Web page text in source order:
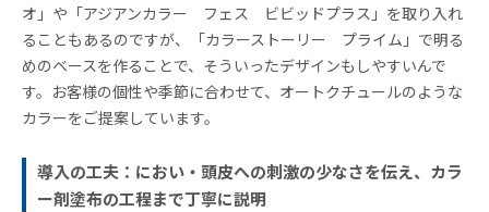
オ」や「アジアンカラー フェス ビビッドプラス」を取り入れ
ることもあるのですが、「カラーストーリー プライム」で明る
めのベースを作ることで、そういったデザインもしやすいんで
す。お客様の個性や季節に合わせて、オートクチュールのような
カラーをご提案しています。
導入の工夫：におい・頭皮への刺激の少なさを伝え、カラ
ー剤塗布の工程まで丁寧に説明